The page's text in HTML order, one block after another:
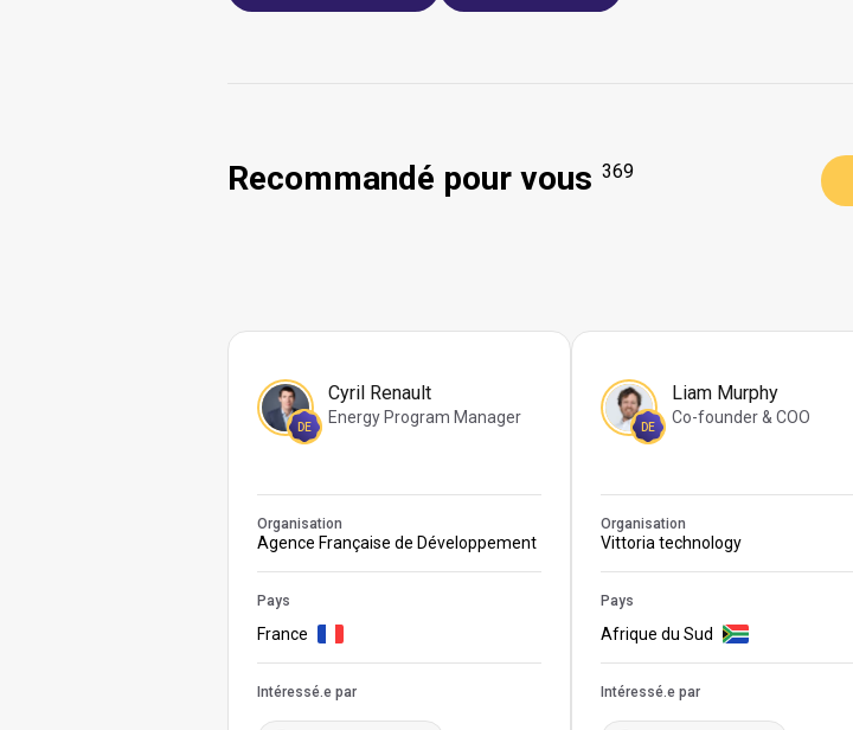
Recommandé pour vous 369
DE
Cyril Renault
Energy Program Manager
Organisation
Agence Française de Développement
Pays
France
Intéressé.e par
DE
Liam Murphy
Co-founder & COO
Organisation
Vittoria technology
Pays
Afrique du Sud
Intéressé.e par